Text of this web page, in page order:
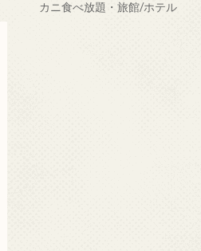
カニ食べ放題・旅館/ホテル